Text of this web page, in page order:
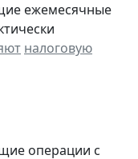
ежемесячные
налоговую
операции с